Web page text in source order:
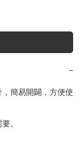
−
簡易開闢，方便使
。